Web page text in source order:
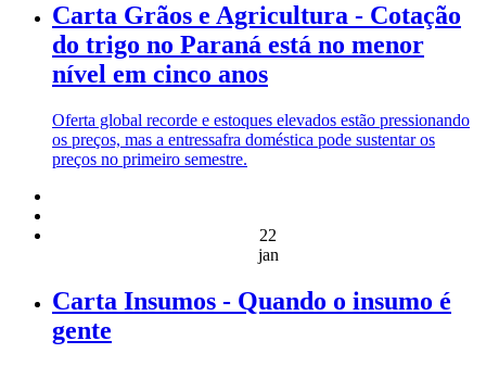
Carta Grãos e Agricultura - Cotação
do trigo no Paraná está no menor
nível em cinco anos
Oferta global recorde e estoques elevados estão pressionando
os preços, mas a entressafra doméstica pode sustentar os
preços no primeiro semestre.
22
jan
Carta Insumos - Quando o insumo é
gente